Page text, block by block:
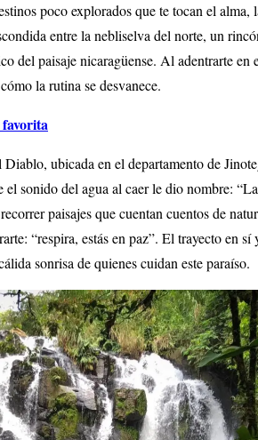
poco explorados que te tocan el alma,
entre la nebliselva del norte, un
del paisaje nicaragüense. Al adentrarte en
la rutina se desvanece.
ubicada en el departamento de
el sonido del agua al caer le dio nombre:
paisajes que cuentan cuentos de
“respira, estás en paz”. El trayecto en sí
sonrisa de quienes cuidan este paraíso.